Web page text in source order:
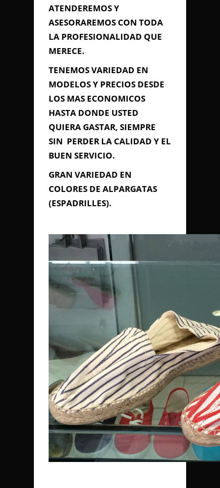
ATENDEREMOS Y
ASESORAREMOS CON TODA
LA PROFESIONALIDAD QUE
MERECE.
TENEMOS VARIEDAD EN
MODELOS Y PRECIOS DESDE
LOS MAS ECONOMICOS
HASTA DONDE USTED
QUIERA GASTAR, SIEMPRE
SIN PERDER LA CALIDAD Y EL
BUEN SERVICIO.
GRAN VARIEDAD EN
COLORES DE ALPARGATAS
(ESPADRILLES).
Contacta con Nosotros